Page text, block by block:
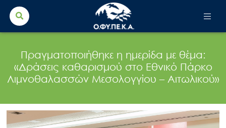
Search
for:
Πραγματοποιήθηκε η ημερίδα με θέμα:
«Δράσεις καθαρισμού στο Εθνικό Πάρκο
Λιμνοθαλασσών Μεσολογγίου – Αιτωλικού»